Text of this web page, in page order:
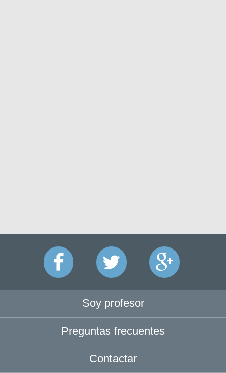
Soy profesor
Preguntas frecuentes
Contactar